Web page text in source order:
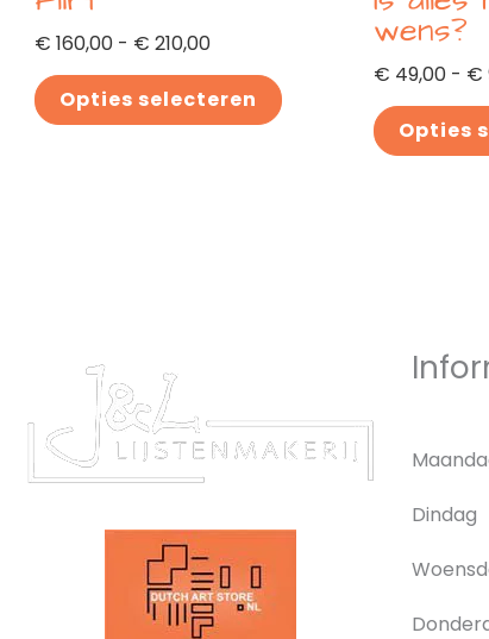
€ 160,00 - € 210,00
Opties selecteren
de
productpagina
wens?
€ 49,00 - €
Opties
de
Dindag